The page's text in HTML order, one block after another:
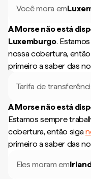
Você mora em
A Morse não está
Luxemburgo.
nossa cobertura,
primeiro a saber das
Tarifa de
A Morse não está
Estamos sempre
cobertura, então siga
primeiro a saber das
Eles moram em